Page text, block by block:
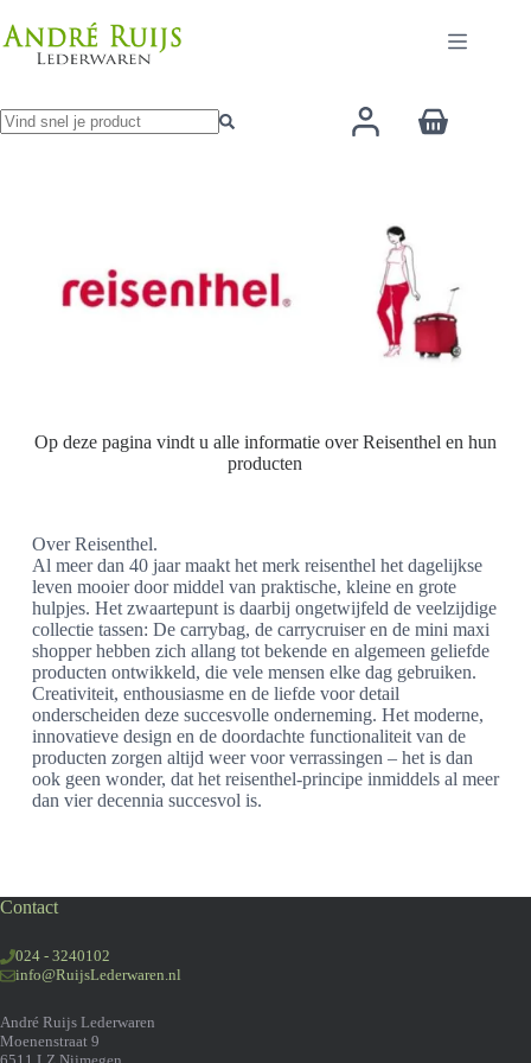
naar
de
Op deze pagina vindt u alle informatie over Reisenthel en hun
producten
Over Reisenthel.
Al meer dan 40 jaar maakt het merk reisenthel het dagelijkse
leven mooier door middel van praktische, kleine en grote
hulpjes. Het zwaartepunt is daarbij ongetwijfeld de veelzijdige
collectie tassen: De carrybag, de carrycruiser en de mini maxi
shopper hebben zich allang tot bekende en algemeen geliefde
producten ontwikkeld, die vele mensen elke dag gebruiken.
Creativiteit, enthousiasme en de liefde voor detail
onderscheiden deze succesvolle onderneming. Het moderne,
innovatieve design en de doordachte functionaliteit van de
producten zorgen altijd weer voor verrassingen – het is dan
ook geen wonder, dat het reisenthel-principe inmiddels al meer
dan vier decennia succesvol is.
Contact
024 - 3240102
info@RuijsLederwaren.nl
André Ruijs Lederwaren
Moenenstraat 9